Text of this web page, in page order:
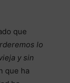
que
lo
y sin
que ha